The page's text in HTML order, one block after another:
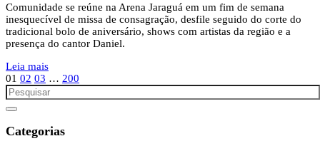
Comunidade se reúne na Arena Jaraguá em um fim de semana
inesquecível de missa de consagração, desfile seguido do corte do
tradicional bolo de aniversário, shows com artistas da região e a
presença do cantor Daniel.
Leia mais
01 02 03 … 200
Categorias